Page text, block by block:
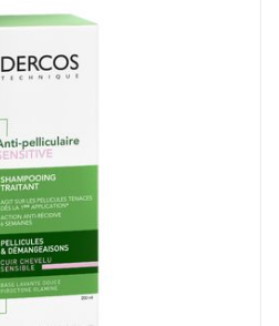
172 mm
48 mm
200
Zonder kleurstoffen
Kamertemperatuur (15°C
- 25°C)